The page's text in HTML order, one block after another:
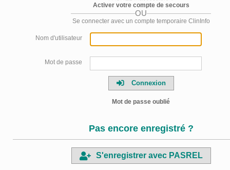
Activer votre compte de secours
OU
Se connecter avec un compte temporaire ClinInfo
Nom d'utilisateur
Mot de passe
Connexion
Mot de passe oublié
Pas encore enregistré ?
S'enregistrer avec PASREL